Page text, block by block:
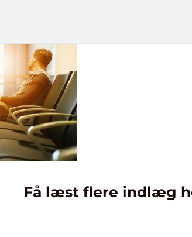
Få læst flere indlæg